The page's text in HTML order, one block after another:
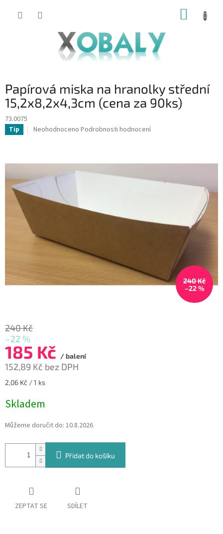
KOŠÍK
Papírová miska na hranolky střední
15,2x8,2x4,3cm (cena za 90ks)
73.0075
Tip
Průměrné
0,0
hvězdiček.
Neohodnoceno Podrobnosti hodnocení
240 Kč
–22 %
240 Kč
–22 %
185 Kč / balení
152,89 Kč bez DPH
Měrná
2,06 Kč / 1 ks
Skladem
Můžeme doručit do: 10.8.2026
Přidat do košíku
ZEPTAT SE SDÍLET